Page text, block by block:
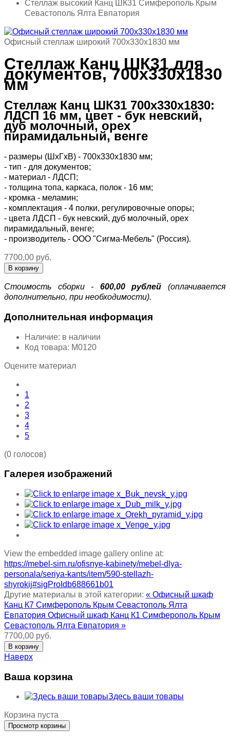
Стеллаж высокий Канц ШК31 Симферополь Крым
Севастополь Ялта Евпатория
Офисный стеллаж широкий 700х330х1830 мм
Стеллаж Канц ШК31 для
документов, 700х330х1830
мм
Стеллаж Канц ШК31 700х330х1830:
ЛДСП 16 мм, цвет - бук невский,
дуб молочный, орех
пирамидальный, венге
- размеры (ШхГхВ) - 700х330х1830 мм;
- тип - для документов;
- материал - ЛДСП;
- толщина топа, каркаса, полок - 16 мм;
- кромка - меламин;
- комплектация - 4 полки, регулировочные опоры;
- цвета ЛДСП - бук невский, дуб молочный, орех
пирамидальный, венге;
- производитель - ООО "Сигма-Мебель" (Россия).
7700,00 руб.
Стоимость сборки - 600,00 рублей (оплачивается
дополнительно, при необходимости).
Дополнительная информация
Наличие: в наличии
Код товара: М0120
Оцените материал
1
2
3
4
5
(0 голосов)
Галерея изображений
View the embedded image gallery online at:
https://mebel-sim.ru/ofisnye-kabinety/mebel-dlya-
personala/seriya-kants/item/590-stellazh-
shyrokij#sigProIdb688661b01
Другие материалы в этой категории: « Офисный шкаф
Канц К7 Симферополь Крым Севастополь Ялта
Евпатория Офисный шкаф Канц К1 Симферополь Крым
Севастополь Ялта Евпатория »
7700,00 руб.
Наверх
Ваша корзина
Здесь ваши товары
Корзина пуста